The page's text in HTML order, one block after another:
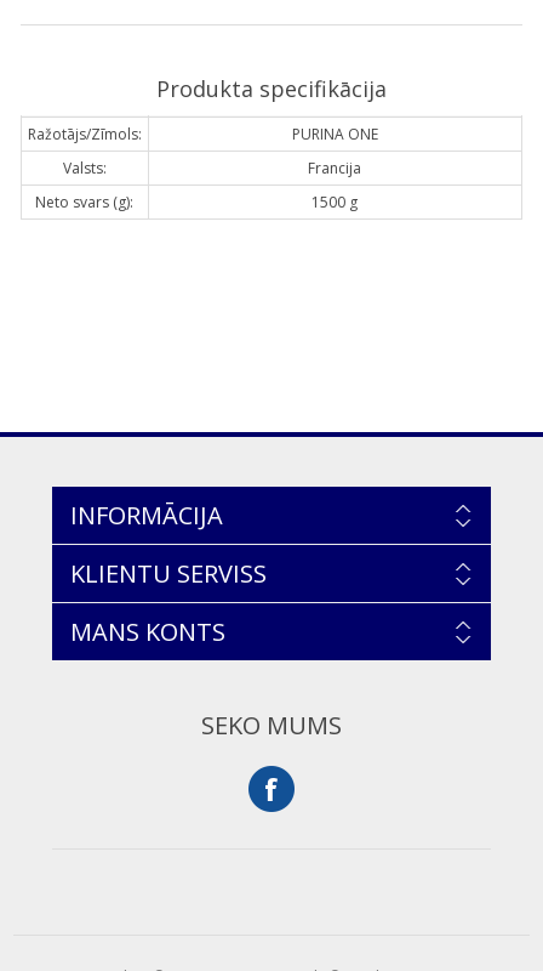
Produkta specifikācija
Ražotājs/Zīmols:
PURINA ONE
Valsts:
Francija
Neto svars (g):
1500 g
INFORMĀCIJA
KLIENTU SERVISS
MANS KONTS
SEKO MUMS